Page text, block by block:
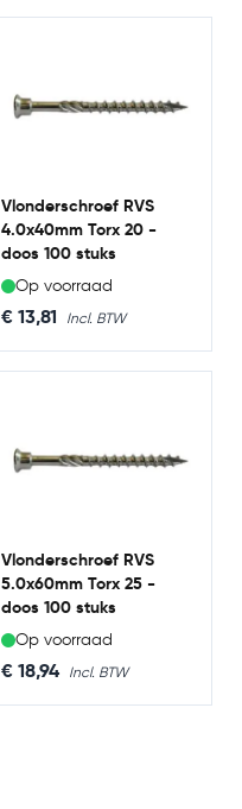
Vlonderschroef RVS
4.0x40mm Torx 20 -
doos 100 stuks
Op voorraad
€ 13,81
Vlonderschroef RVS
5.0x60mm Torx 25 -
doos 100 stuks
Op voorraad
€ 18,94